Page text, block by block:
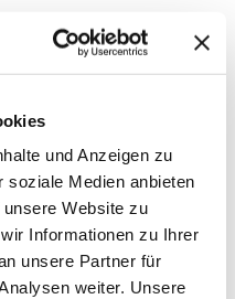
und Anzeigen zu
soziale Medien anbieten
Website zu
Informationen zu Ihrer
unsere Partner für
weiter. Unsere